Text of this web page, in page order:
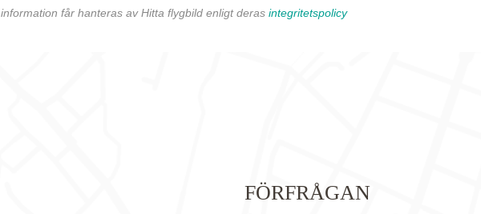
får hanteras av Hitta flygbild enligt deras integritetspolicy
FÖRFRÅGAN